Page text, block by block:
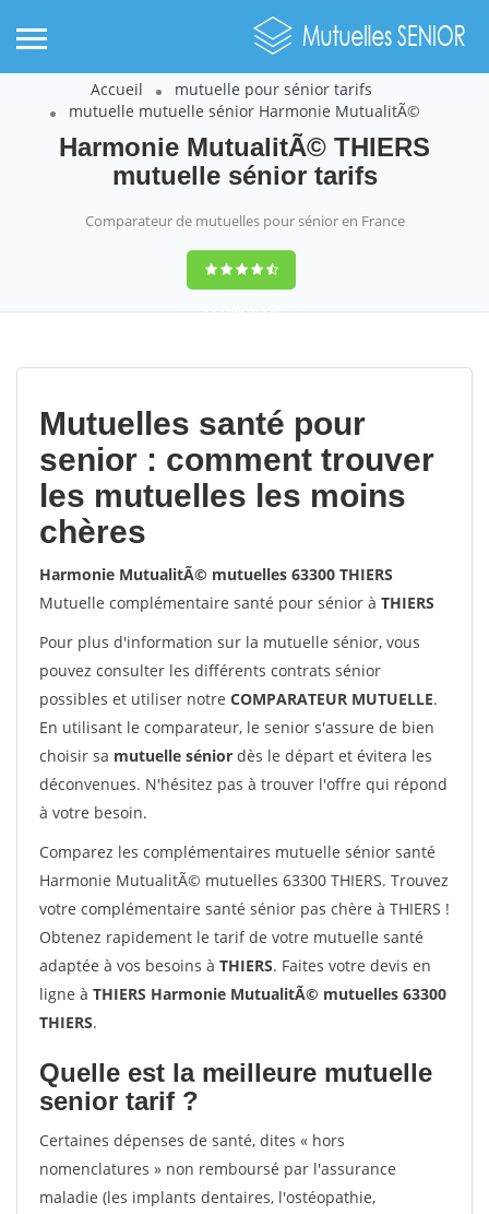
Accueil
mutuelle pour sénior tarifs
mutuelle mutuelle sénior Harmonie MutualitÃ©
Harmonie MutualitÃ© THIERS
mutuelle sénior tarifs
Comparateur de mutuelles pour sénior en France
9,2(100%)452
Mutuelles santé pour
senior : comment trouver
les mutuelles les moins
chères
Harmonie MutualitÃ© mutuelles 63300 THIERS
Mutuelle complémentaire santé pour sénior à THIERS
Pour plus d'information sur la mutuelle sénior, vous
pouvez consulter les différents contrats sénior
possibles et utiliser notre COMPARATEUR MUTUELLE.
En utilisant le comparateur, le senior s'assure de bien
choisir sa mutuelle sénior dès le départ et évitera les
déconvenues. N'hésitez pas à trouver l'offre qui répond
à votre besoin.
Comparez les complémentaires mutuelle sénior santé
Harmonie MutualitÃ© mutuelles 63300 THIERS. Trouvez
votre complémentaire santé sénior pas chère à THIERS !
Obtenez rapidement le tarif de votre mutuelle santé
adaptée à vos besoins à THIERS. Faites votre devis en
ligne à THIERS Harmonie MutualitÃ© mutuelles 63300
THIERS.
Quelle est la meilleure mutuelle
senior tarif ?
Certaines dépenses de santé, dites « hors
nomenclatures » non remboursé par l'assurance
maladie (les implants dentaires, l'ostéopathie,